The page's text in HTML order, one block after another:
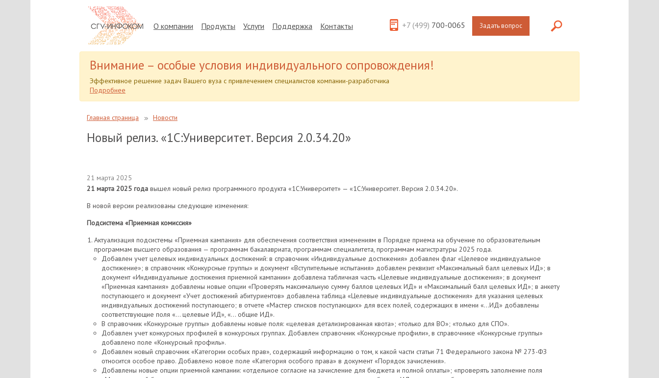
О компании Продукты Услуги Поддержка Контакты +7 (499) 700-0065 Задать вопрос
Внимание – особые условия индивидуального сопровождения!
Эффективное решение задач Вашего вуза с привлечением специалистов компании-разработчика
Подробнее
Главная страница Новости
Новый релиз. «1С:Университет. Версия 2.0.34.20»
21 марта 2025
21 марта 2025 года вышел новый релиз программного продукта «1С:Университет» — «1С:Университет. Версия 2.0.34.20».
В новой версии реализованы следующие изменения:
Подсистема «Приемная комиссия»
Актуализация подсистемы «Приемная кампания» для обеспечения соответствия изменениям в Порядке приема на обучение по образовательным
программам высшего образования — программам бакалавриата, программам специалитета, программам магистратуры 2025 года.
Добавлен учет целевых индивидуальных достижений: в справочник «Индивидуальные достижения» добавлен флаг «Целевое индивидуальное
достижение»; в справочник «Конкурсные группы» и документ «Вступительные испытания» добавлен реквизит «Максимальный балл целевых ИД»; в
документ «Индивидуальные достижения приемной кампании» добавлена табличная часть «Целевые индивидуальные достижения»; в документ
«Приемная кампания» добавлены новые опции «Проверять максимальную сумму баллов целевых ИД» и «Максимальный балл целевых ИД»; в анкету
поступающего и документ «Учет достижений абитуриентов» добавлена таблица «Целевые индивидуальные достижения» для указания целевых
индивидуальных достижений поступающего; в отчете «Мастер списков поступающих» для всех полей, содержащих в имени «…ИД» добавлены
соответствующие поля «… целевые ИД», «… общие ИД».
В справочник «Конкурсные группы» добавлены новые поля: «целевая детализированная квота»; «только для ВО»; «только для СПО».
Добавлен учет конкурсных профилей в конкурсных группах. Добавлен справочник «Конкурсные профили», в справочнике «Конкурсные группы»
добавлено поле «Конкурсный профиль».
Добавлен новый справочник «Категории особых прав», содержащий информацию о том, к какой части статьи 71 Федерального закона № 273-ФЗ
относится особое право. Добавлено новое поле «Категория особого права» в документ «Порядок зачисления».
Добавлены новые опции приемной кампании: «отдельное согласие на зачисление для бюджета и полной оплаты»; «проверять заполнение поля